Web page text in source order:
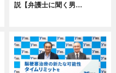
説【弁護士に聞く男…